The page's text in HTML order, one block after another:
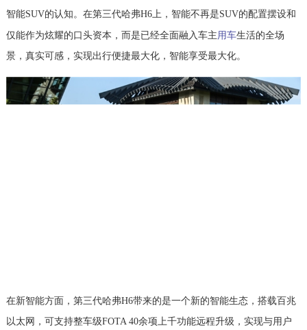
智能SUV的认知。在第三代哈弗H6上，智能不再是SUV的配置摆设和
仅能作为炫耀的口头资本，而是已经全面融入车主 用车生活的全场
景，真实可感，实现出行便捷最大化，智能享受最大化。
在新智能方面，第三代哈弗H6带来的是一个新的智能生态，搭载百兆
以太网，可支持整车级FOTA 40余项上千功能远程升级，实现与用户